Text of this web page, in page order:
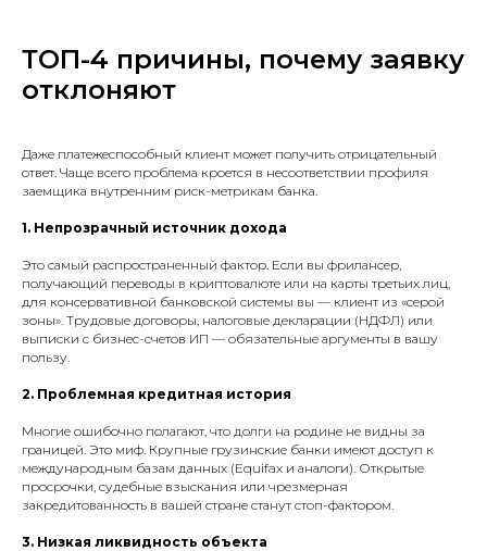
ТОП-4 причины, почему заявку
отклоняют
Даже платежеспособный клиент может получить отрицательный
ответ. Чаще всего проблема кроется в несоответствии профиля
заемщика внутренним риск-метрикам банка.
1. Непрозрачный источник дохода
Это самый распространенный фактор. Если вы фрилансер,
получающий переводы в криптовалюте или на карты третьих лиц,
для консервативной банковской системы вы — клиент из «серой
зоны». Трудовые договоры, налоговые декларации (НДФЛ) или
выписки с бизнес-счетов ИП — обязательные аргументы в вашу
пользу.
2. Проблемная кредитная история
Многие ошибочно полагают, что долги на родине не видны за
границей. Это миф. Крупные грузинские банки имеют доступ к
международным базам данных (Equifax и аналоги). Открытые
просрочки, судебные взыскания или чрезмерная
закредитованность в вашей стране станут стоп-фактором.
3. Низкая ликвидность объекта